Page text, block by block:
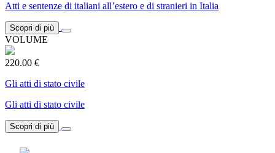
Atti e sentenze di italiani all’estero e di stranieri in Italia
Scopri di più
VOLUME
220.00 €
Gli atti di stato civile
Gli atti di stato civile
Scopri di più